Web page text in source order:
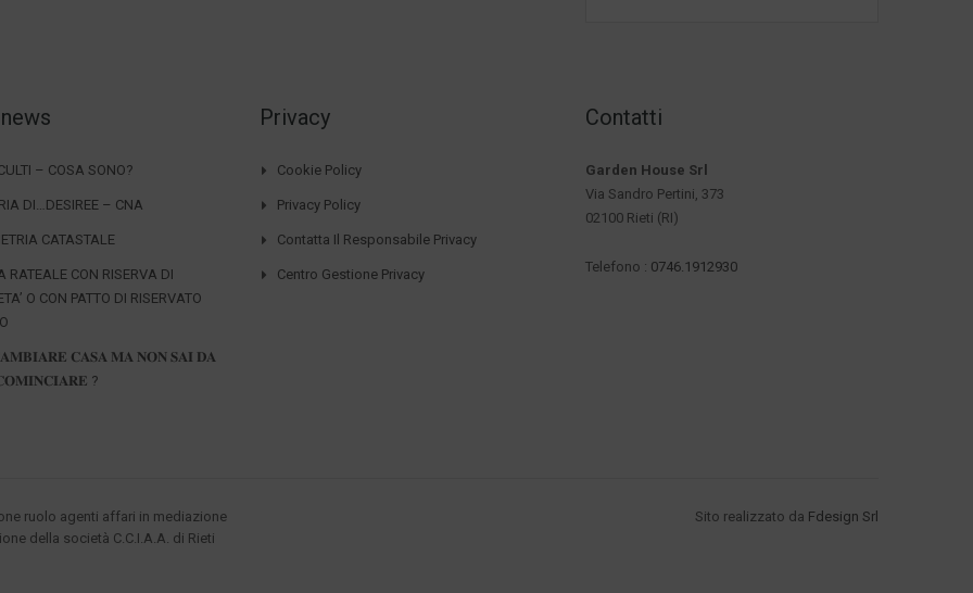
– COSA SONO?
DI…DESIREE – CNA
CATASTALE
RATEALE CON RISERVA DI
O CON PATTO DI RISERVATO
𝐂𝐀𝐒𝐀 𝐌𝐀 𝐍𝐎𝐍 𝐒𝐀𝐈 𝐃𝐀
?
Privacy
Cookie Policy
Privacy Policy
Contatta Il Responsabile Privacy
Centro Gestione Privacy
Contatti
Garden House Srl
Via Sandro Pertini, 373
02100 Rieti (RI)
Telefono : 0746.1912930
ruolo agenti affari in mediazione
della società C.C.I.A.A. di Rieti
Sito realizzato da Fdesign Srl